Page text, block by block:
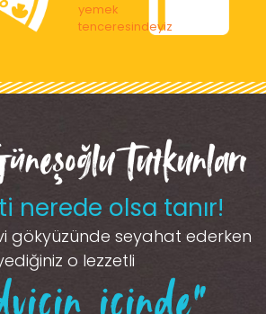
yemek
tenceresindeyiz
Tutkunları
nerede olsa tanır!
gökyüzünde seyahat ederken
o lezzetli